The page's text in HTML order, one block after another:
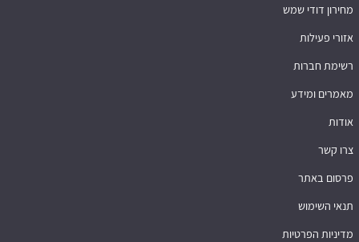
מחירון דודי שמש
אזורי פעילות
רשימת חברות
מאמרים ומידע
אודות
צרו קשר
פרסום באתר
תנאי השימוש
מדיניות הפרטיות